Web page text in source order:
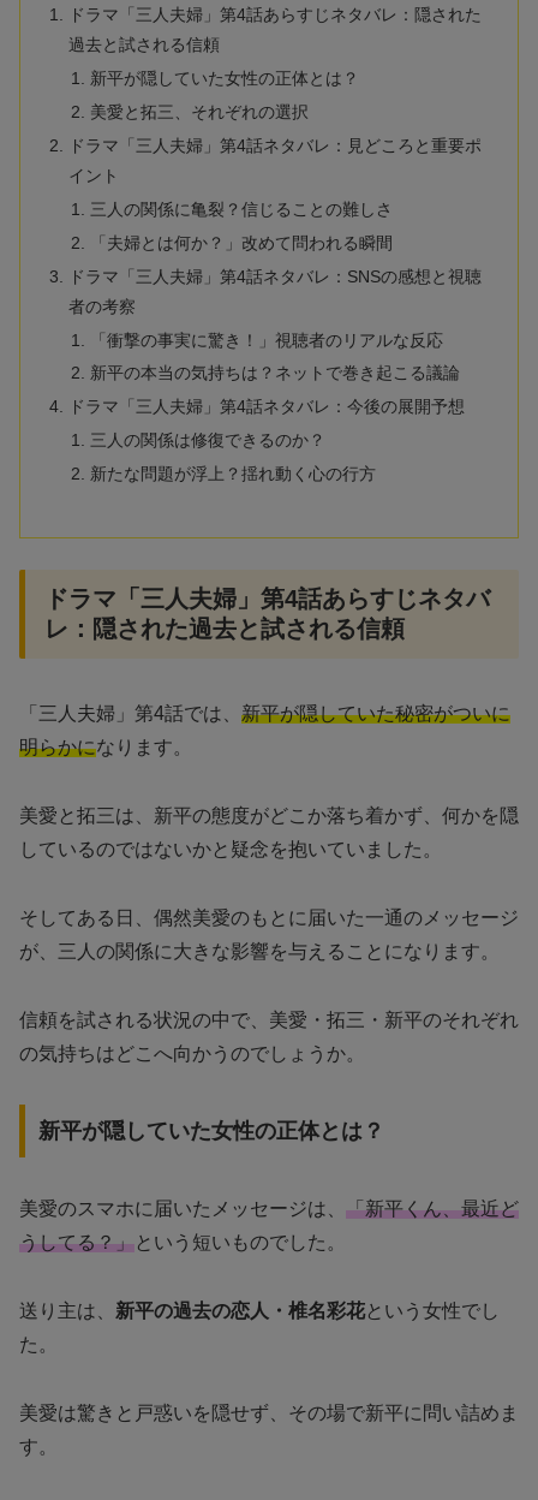
ドラマ「三人夫婦」第4話あらすじネタバレ：隠された
過去と試される信頼
新平が隠していた女性の正体とは？
美愛と拓三、それぞれの選択
ドラマ「三人夫婦」第4話ネタバレ：見どころと重要ポ
イント
三人の関係に亀裂？信じることの難しさ
「夫婦とは何か？」改めて問われる瞬間
ドラマ「三人夫婦」第4話ネタバレ：SNSの感想と視聴
者の考察
「衝撃の事実に驚き！」視聴者のリアルな反応
新平の本当の気持ちは？ネットで巻き起こる議論
ドラマ「三人夫婦」第4話ネタバレ：今後の展開予想
三人の関係は修復できるのか？
新たな問題が浮上？揺れ動く心の行方
ドラマ「三人夫婦」第4話あらすじネタバ
レ：隠された過去と試される信頼
「三人夫婦」第4話では、 新平が隠していた秘密がついに
明らかになります。
美愛と拓三は、新平の態度がどこか落ち着かず、何かを隠
しているのではないかと疑念を抱いていました。
そしてある日、偶然美愛のもとに届いた一通のメッセージ
が、三人の関係に大きな影響を与えることになります。
信頼を試される状況の中で、美愛・拓三・新平のそれぞれ
の気持ちはどこへ向かうのでしょうか。
新平が隠していた女性の正体とは？
美愛のスマホに届いたメッセージは、 「新平くん、最近ど
うしてる？」という短いものでした。
送り主は、 新平の過去の恋人・椎名彩花という女性でし
た。
美愛は驚きと戸惑いを隠せず、その場で新平に問い詰めま
す。